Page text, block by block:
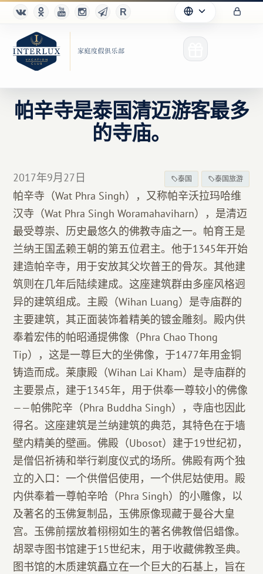
合作伙伴
Благотворительность
帕辛寺是泰国清迈游客最多
的寺庙。
2017年9月27日 泰国 泰国旅游
帕辛寺（Wat Phra Singh），又称帕辛沃拉玛哈维
汉寺（Wat Phra Singh Woramahaviharn），是清迈
最受尊崇、历史最悠久的佛教寺庙之一。帕育王是
兰纳王国孟赖王朝的第五位君主。他于1345年开始
建造帕辛寺，用于安放其父坎普王的骨灰。其他建
筑则在几年后陆续建成。这座建筑群由多座风格迥
异的建筑组成。主殿（Wihan Luang）是寺庙群的
主要建筑，其正面装饰着精美的镀金雕刻。殿内供
奉着宏伟的帕昭通提佛像（Phra Chao Thong
Tip），这是一尊巨大的坐佛像，于1477年用金铜
铸造而成。莱康殿（Wihan Lai Kham）是寺庙群的
主要景点，建于1345年，用于供奉一尊较小的佛像
——帕佛陀辛（Phra Buddha Singh），寺庙也因此
得名。这座建筑是兰纳建筑的典范，其特色在于墙
壁内精美的壁画。佛殿（Ubosot）建于19世纪初，
是僧侣祈祷和举行剃度仪式的场所。佛殿有两个独
立的入口：一个供僧侣使用，一个供尼姑使用。殿
内供奉着一尊帕辛哈（Phra Singh）的小雕像，以
及著名的玉佛复制品，玉佛原像现藏于曼谷大皇
宫。玉佛前摆放着栩栩如生的著名佛教僧侣蜡像。
胡翠寺图书馆建于15世纪末，用于收藏佛教圣典。
图书馆的木质建筑矗立在一个巨大的石基上，旨在